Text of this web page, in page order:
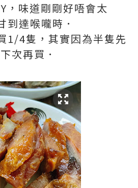
，味道剛剛好唔會太
到達喉嚨時．
1/4隻，其實因為半隻先
次再買．